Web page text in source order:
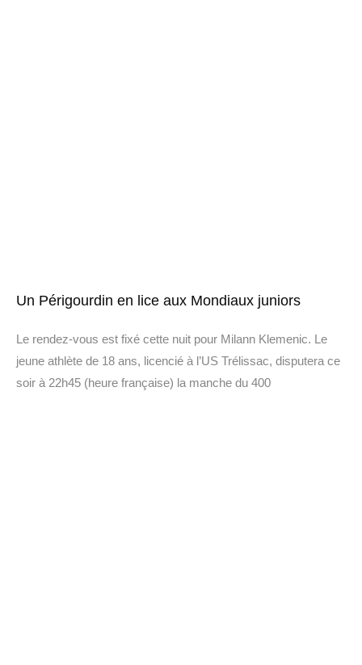
Un Périgourdin en lice aux Mondiaux juniors
Le rendez-vous est fixé cette nuit pour Milann Klemenic. Le
jeune athlète de 18 ans, licencié à l’US Trélissac, disputera ce
soir à 22h45 (heure française) la manche du 400